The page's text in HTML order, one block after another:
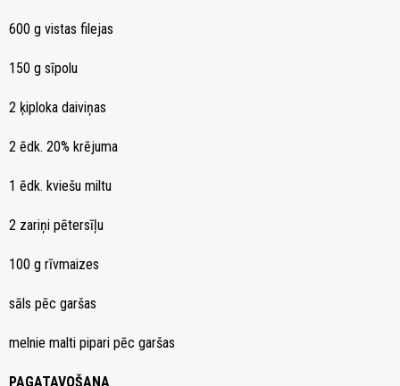
600 g vistas filejas
150 g sīpolu
2 ķiploka daiviņas
2 ēdk. 20% krējuma
1 ēdk. kviešu miltu
2 zariņi pētersīļu
100 g rīvmaizes
sāls pēc garšas
melnie malti pipari pēc garšas
PAGATAVOŠANA